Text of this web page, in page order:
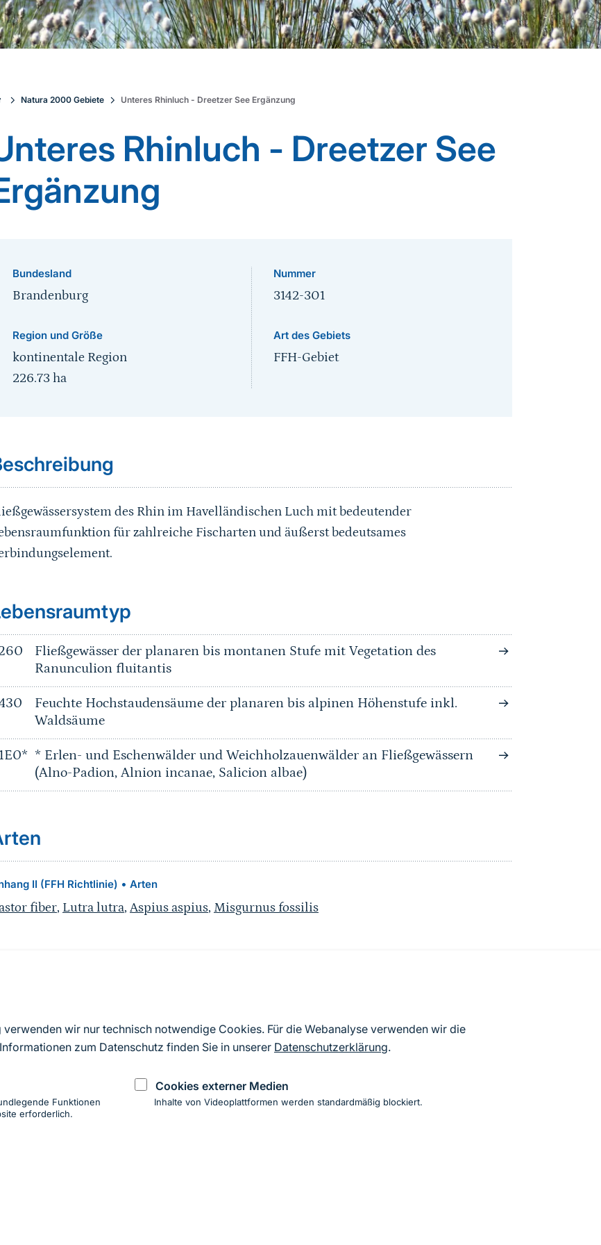
wir nur technisch notwendige Cookies. Für die Webanalyse verwenden wir die
zum Datenschutz finden Sie in unserer Datenschutzerklärung.
Funktionen
erforderlich.
Cookies externer Medien
Inhalte von Videoplattformen werden standardmäßig blockiert.
Natura 2000 Gebiete Unteres Rhinluch - Dreetzer See Ergänzung
Rhinluch - Dreetzer See
Bundesland
Brandenburg
Region und Größe
kontinentale Region
226.73ha
Nummer
3142-301
Art des Gebiets
FFH-Gebiet
des Rhin im Havelländischen Luch mit bedeutender
für zahlreiche Fischarten und äußerst bedeutsames
Fließgewässer der planaren bis montanen Stufe mit Vegetation des
Ranunculion fluitantis
Feuchte Hochstaudensäume der planaren bis alpinen Höhenstufe inkl.
Waldsäume
* Erlen- und Eschenwälder und Weichholzauenwälder an Fließgewässern
(Alno-Padion, Alnion incanae, Salicion albae)
II (FFH Richtlinie) • Arten
fiber, Lutra lutra, Aspius aspius, Misgurnus fossilis
Nach Angaben der an die EU übermittelten Standarddatenbögen Deutschlands (Stand:
2019). Aus besonderen Schutzgründen enthalten die zur Veröffentlichung freigegebenen